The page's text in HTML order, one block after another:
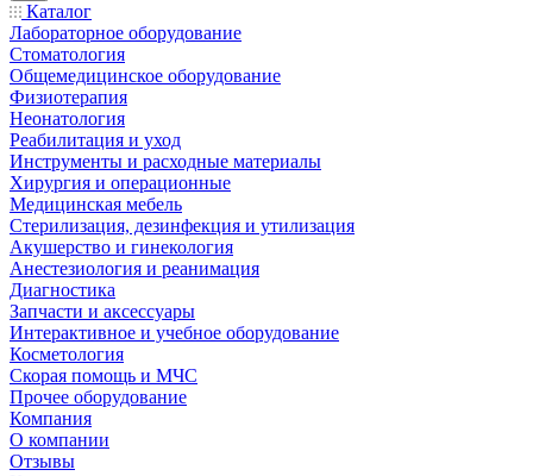
Каталог
Лабораторное оборудование
Стоматология
Общемедицинское оборудование
Физиотерапия
Неонатология
Реабилитация и уход
Инструменты и расходные материалы
Хирургия и операционные
Медицинская мебель
Стерилизация, дезинфекция и утилизация
Акушерство и гинекология
Анестезиология и реанимация
Диагностика
Запчасти и аксессуары
Интерактивное и учебное оборудование
Косметология
Скорая помощь и МЧС
Прочее оборудование
Компания
О компании
Отзывы